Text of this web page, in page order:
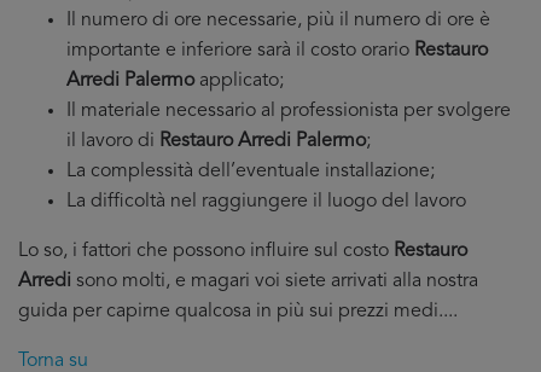
Il numero di ore necessarie, più il numero di ore è
importante e inferiore sarà il costo orario Restauro
Arredi Palermoapplicato;
Il materiale necessario al professionista per svolgere
il lavoro di Restauro Arredi Palermo;
La complessità dell’eventuale installazione;
La difficoltà nel raggiungere il luogo del lavoro
Lo so, i fattori che possono influire sul costo Restauro
Arredi sono molti, e magari voi siete arrivati alla nostra
guida per capirne qualcosa in più sui prezzi medi....
Torna su